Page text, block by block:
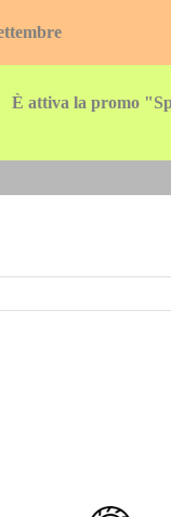
È attiva la promo